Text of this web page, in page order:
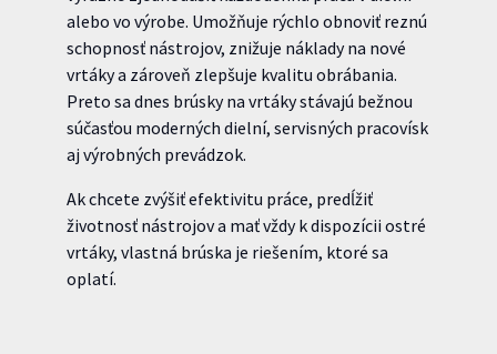
alebo vo výrobe. Umožňuje rýchlo obnoviť reznú
schopnosť nástrojov, znižuje náklady na nové
vrtáky a zároveň zlepšuje kvalitu obrábania.
Preto sa dnes brúsky na vrtáky stávajú bežnou
súčasťou moderných dielní, servisných pracovísk
aj výrobných prevádzok.
Ak chcete zvýšiť efektivitu práce, predĺžiť
životnosť nástrojov a mať vždy k dispozícii ostré
vrtáky, vlastná brúska je riešením, ktoré sa
oplatí.